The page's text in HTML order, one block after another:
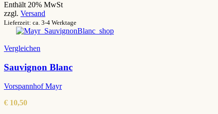
Enthält 20% MwSt
zzgl. Versand
Lieferzeit: ca. 3-4 Werktage
Vergleichen
Sauvignon Blanc
Vorspannhof Mayr
€ 10,50